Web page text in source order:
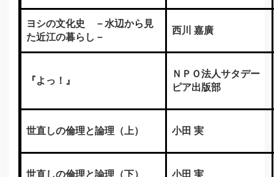
ヨシの文化史 －水辺から見
た近江の暮らし－
西川 嘉廣
『よっ！』
ＮＰＯ法人サタデー
ピア出版部
世直しの倫理と論理（上） 小田 実
世直しの倫理と論理（下） 小田 実